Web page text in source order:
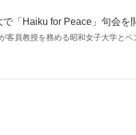
「Haiku for Peace」句会を
客員教授を務める昭和女子大学と